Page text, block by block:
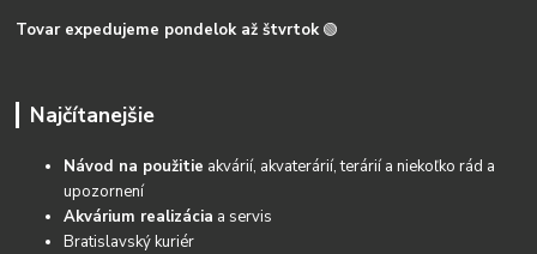
Tovar expedujeme pondelok až štvrtok 🟢
Najčítanejšie
Návod na použitie akvárií, akvaterárií, terárií a niekoľko rád a
upozornení
Akvárium realizácia a servis
Bratislavský kuriér